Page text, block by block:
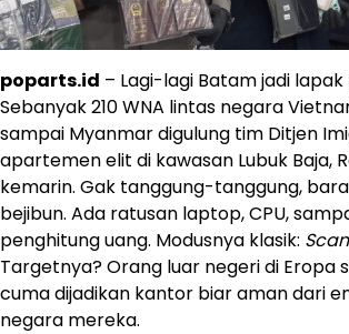
poparts.id – Lagi-lagi Batam jadi lapak
Sebanyak 210 WNA lintas negara
sampai Myanmar digulung tim Ditjen
apartemen elit di kawasan Lubuk Baja,
kemarin. Gak tanggung-tanggung,
bejibun. Ada ratusan laptop, CPU,
penghitung uang. Modusnya klasik:
Targetnya? Orang luar negeri di Eropa
cuma dijadikan kantor biar aman dari
negara mereka.